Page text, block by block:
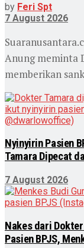
by Feri Spt
7 August 2026
Anung meminta
memberikan
Nyinyirin Pasien
Tamara Dipecat
7 August 2026
Nakes dari
Pasien BPJS,